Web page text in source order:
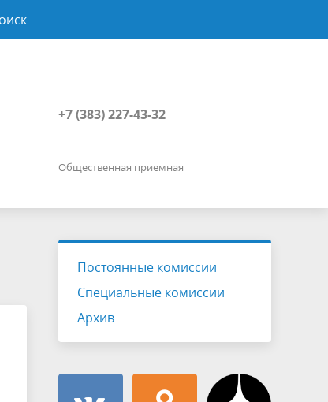
+7 (383) 227-43-32
Общественная приемная
Постоянные комиссии
Специальные комиссии
Архив